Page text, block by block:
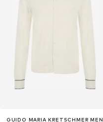
GUIDO MARIA KRETSCHMER MEN